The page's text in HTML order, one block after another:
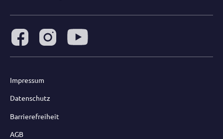
Impressum
Datenschutz
Barrierefreiheit
AGB